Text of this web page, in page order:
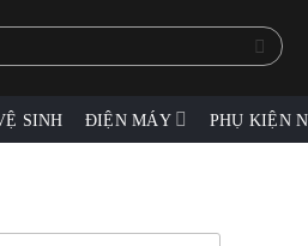
SINH ĐIỆN MÁY PHỤ KIỆN